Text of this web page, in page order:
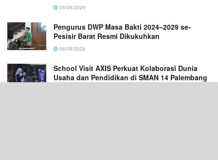
06/08/2026
Pengurus DWP Masa Bakti 2024–2029 se-
Pesisir Barat Resmi Dikukuhkan
06/08/2026
School Visit AXIS Perkuat Kolaborasi Dunia
Usaha dan Pendidikan di SMAN 14 Palembang